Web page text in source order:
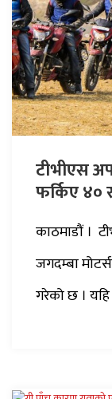
टीभीएस
फर्किए ४०
काठमाडौं ।
जगदम्बा
गरेको छ ।